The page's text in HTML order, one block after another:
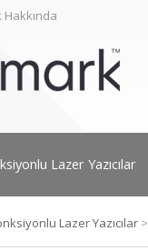
Hakkında
Lazer Yazıcılar
Lazer Yazıcılar >